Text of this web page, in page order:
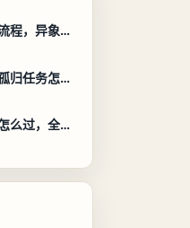
异环祸兮洄游全流程，异象委托任务通关攻略
异环异象委托唤孤归任务怎么完成，流程步骤与位置攻略
异环咖啡机关枪怎么过，全流程通关攻略